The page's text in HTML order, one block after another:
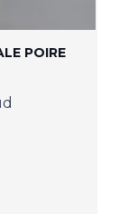
POIRE